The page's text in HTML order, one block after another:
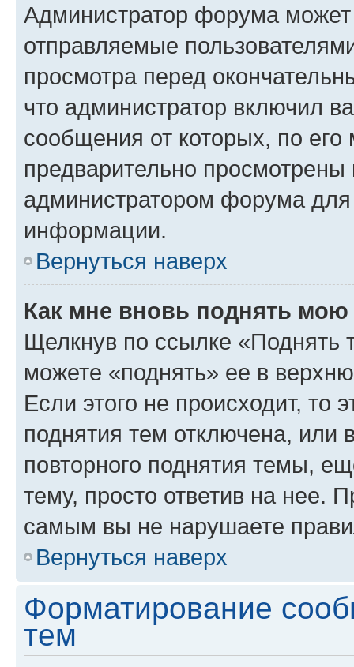
Администратор форума
отправляемые
просмотра перед
что администратор включил
сообщения от которых, по
предварительно
администратором форума
информации.
Вернуться наверх
Как мне вновь поднять мою
Щелкнув по ссылке «Поднять
можете «поднять» ее в
Если этого не происходит, то
поднятия тем отключена, или
повторного поднятия темы,
тему, просто ответив на нее.
самым вы не нарушаете
Вернуться наверх
Форматирование
тем